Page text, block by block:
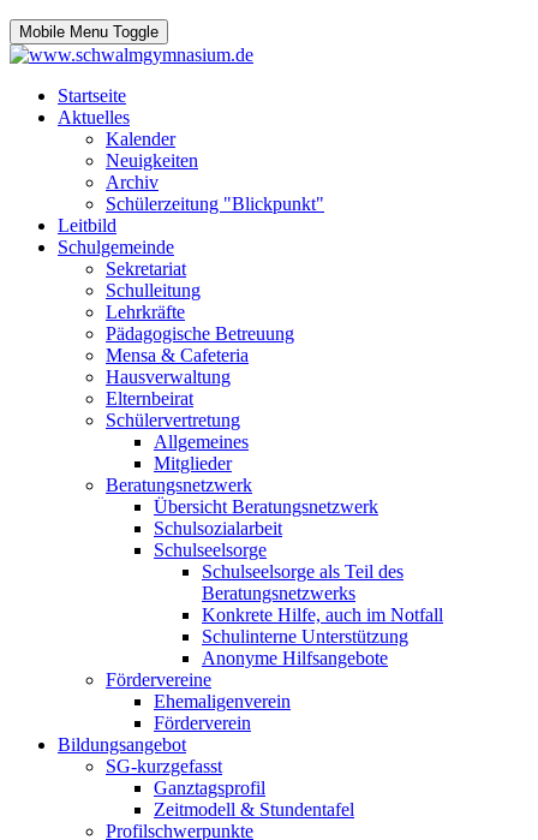
Mobile Menu Toggle
Startseite
Aktuelles
Kalender
Neuigkeiten
Archiv
Schülerzeitung "Blickpunkt"
Leitbild
Schulgemeinde
Sekretariat
Schulleitung
Lehrkräfte
Pädagogische Betreuung
Mensa & Cafeteria
Hausverwaltung
Elternbeirat
Schülervertretung
Allgemeines
Mitglieder
Beratungsnetzwerk
Übersicht Beratungsnetzwerk
Schulsozialarbeit
Schulseelsorge
Schulseelsorge als Teil des
Beratungsnetzwerks
Konkrete Hilfe, auch im Notfall
Schulinterne Unterstützung
Anonyme Hilfsangebote
Fördervereine
Ehemaligenverein
Förderverein
Bildungsangebot
SG-kurzgefasst
Ganztagsprofil
Zeitmodell & Stundentafel
Profilschwerpunkte